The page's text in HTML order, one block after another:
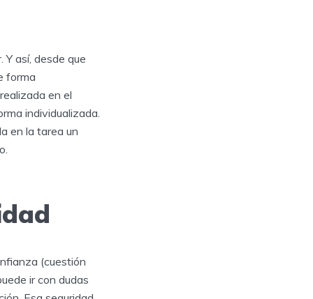
así, desde que
forma
en el
individualizada.
en la tarea un
(cuestión
ir con dudas